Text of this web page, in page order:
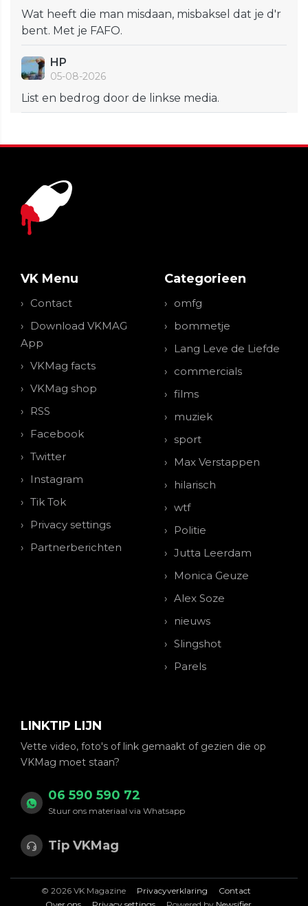
Wat heeft die man misdaan, misbaksel dat je d'r
bent. Met je FAFO.
HP
05-08-2026
List en bedrog door de linkse media.
VK Menu
Contact
Download VKMAG
App
VKMag facts
VKMag shop
RSS
Facebook
Twitter
Instagram
Tik Tok
Privacy settings
Partnerberichten
Categorieen
omfg
bommetje
Lang Leve de Liefde
commercials
films
muziek
sport
Max Verstappen
hilarisch
wtf
Politie
Jutta Leerdam
Monica Geuze
Alex Soze
nieuws
Slingshot
Parels
LINKTIP LIJN
Vette video, foto's of link gemaakt of gezien die op
VKMag moet staan?
06 590 590 72
Stuur ons materiaal via Whatsapp
Tip VKMag
© 2026 VK Magazine Privacyverklaring
Contact